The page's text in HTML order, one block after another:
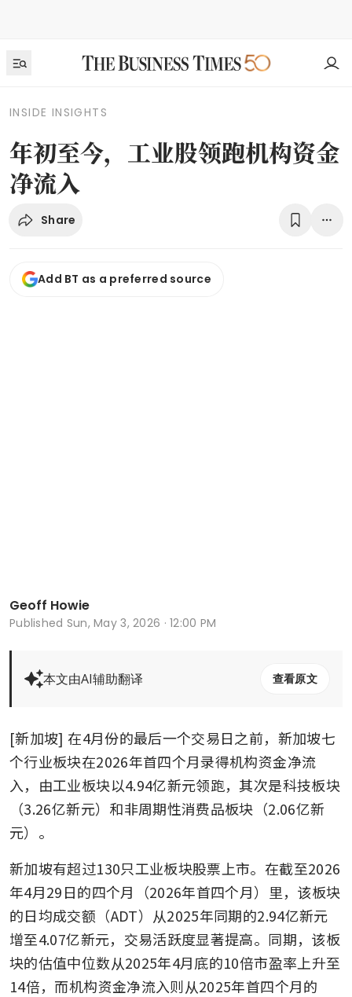
INSIDE INSIGHTS
年初至今，工业股领跑机构资金
净流入
Share
Add BT as a preferred source
Geoff Howie
Published Sun, May 3, 2026 · 12:00 PM
本文由AI辅助翻译 查看原文
[新加坡] 在4月份的最后一个交易日之前，新加坡七
个行业板块在2026年首四个月录得机构资金净流
入，由工业板块以4.94亿新元领跑，其次是科技板块
（3.26亿新元）和非周期性消费品板块（2.06亿新
元）。
新加坡有超过130只工业板块股票上市。在截至2026
年4月29日的四个月（2026年首四个月）里，该板块
的日均成交额（ADT）从2025年同期的2.94亿新元
增至4.07亿新元，交易活跃度显著提高。同期，该板
块的估值中位数从2025年4月底的10倍市盈率上升至
14倍，而机构资金净流入则从2025年首四个月的